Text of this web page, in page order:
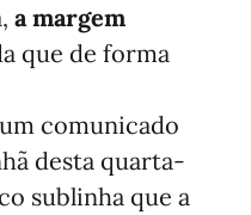
a margem
que de forma
comunicado
desta quarta-
sublinha que a